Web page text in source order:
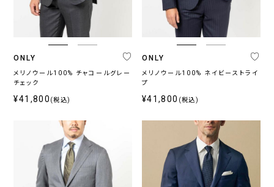
ONLY
メリノウール100% チャコールグレー
チェック
¥41,800 (税込)
ONLY
メリノウール100% ネイビーストライ
プ
¥41,800 (税込)